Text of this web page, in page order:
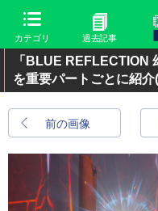
カテゴリ 過去記事
「BLUE REFLECTION
を重要パートごとに紹介
前の画像